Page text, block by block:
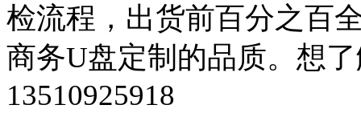
检流程，出货前百分之百
商务U盘定制的品质。想
13510925918